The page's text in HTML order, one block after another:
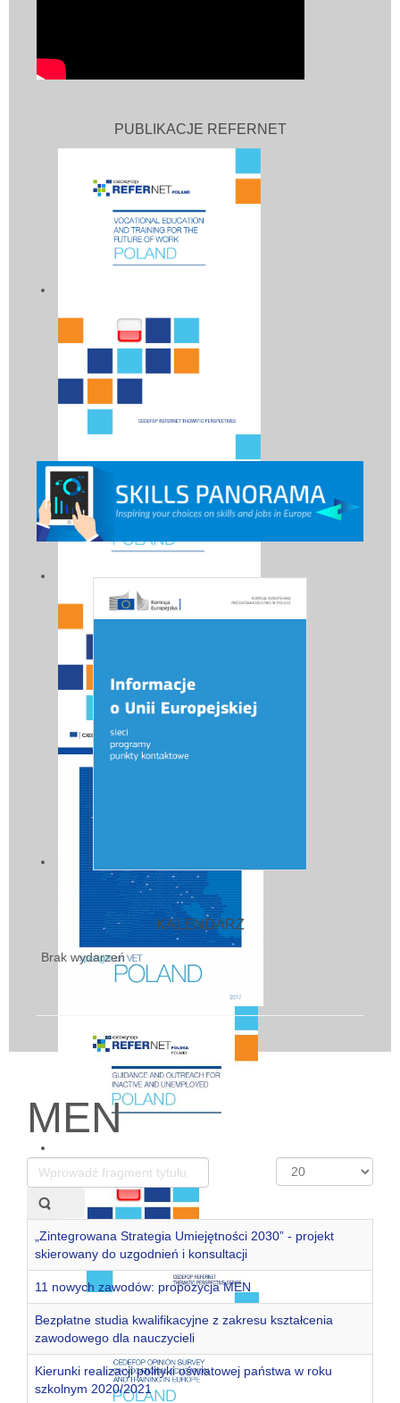
PUBLIKACJE REFERNET
KALENDARZ
Brak wydarzeń
MEN
Wprowadź
fragment
tytułu
Pokaż
#
„Zintegrowana Strategia Umiejętności 2030” - projekt
skierowany do uzgodnień i konsultacji
11 nowych zawodów: propozycja MEN
Bezpłatne studia kwalifikacyjne z zakresu kształcenia
zawodowego dla nauczycieli
Kierunki realizacji polityki oświatowej państwa w roku
szkolnym 2020/2021